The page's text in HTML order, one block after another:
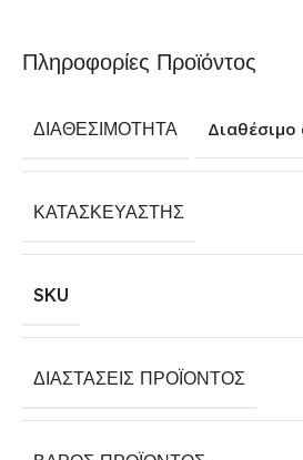
Πληροφορίες Προϊόντος
ΔΙΑΘΕΣΙΜΌΤΗΤΑ
ΚΑΤΑΣΚΕΥΑΣΤΉΣ
SKU
ΔΙΑΣΤΆΣΕΙΣ ΠΡΟΪΌΝΤΟΣ